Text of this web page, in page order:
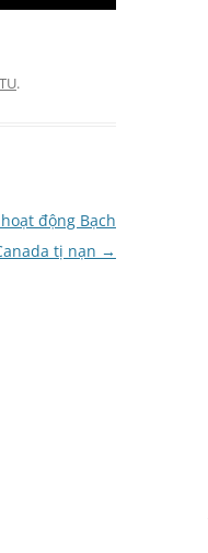
.
động Bạch
tị nạn →